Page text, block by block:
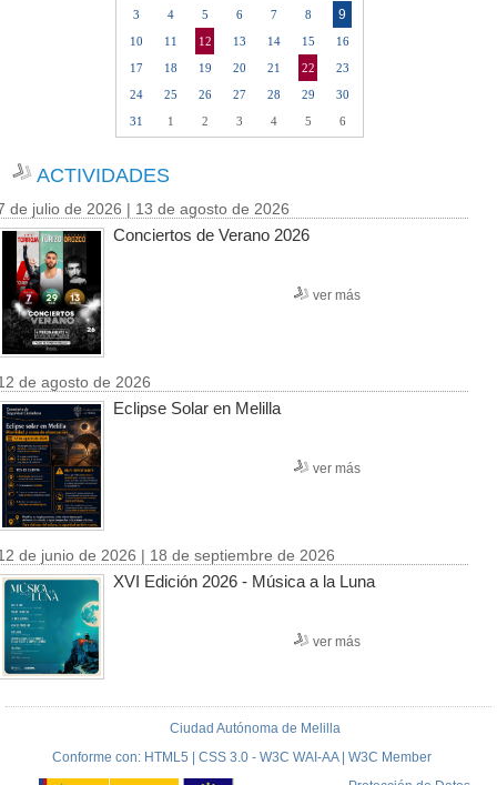
3
4 5 6 7 8 9
10 11 12 13 14 15
16
17
18 19 20 21 22
23
24
25 26 27 28 29
30
31
1 2 3 4 5 6
ACTIVIDADES
de julio de 2026 | 13 de agosto de 2026
Conciertos de Verano 2026
ver más
de agosto de 2026
Eclipse Solar en Melilla
ver más
de junio de 2026 | 18 de septiembre de 2026
XVI Edición 2026 - Música a la Luna
ver más
Ciudad Autónoma de Melilla
Conforme con: HTML5 | CSS 3.0 - W3C WAI-AA | W3C Member